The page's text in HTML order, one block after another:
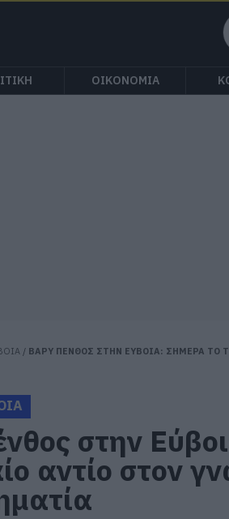
ΟΙΚΟΝΟΜΙΑ
/ ΒΑΡΥ ΠΕΝΘΟΣ ΣΤΗΝ ΕΥΒΟΙΑ: ΣΗΜΕΡΑ ΤΟ
στην
αντίο στον